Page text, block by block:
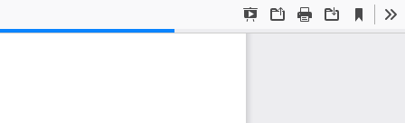
Presentation
OpenPrint Download
Current
View